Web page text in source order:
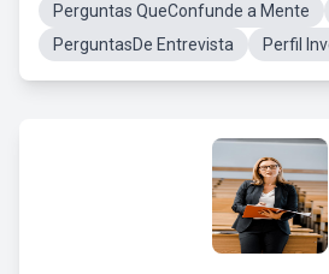
Perguntas QueConfunde a Mente
PerguntasDe Entrevista
Perfil